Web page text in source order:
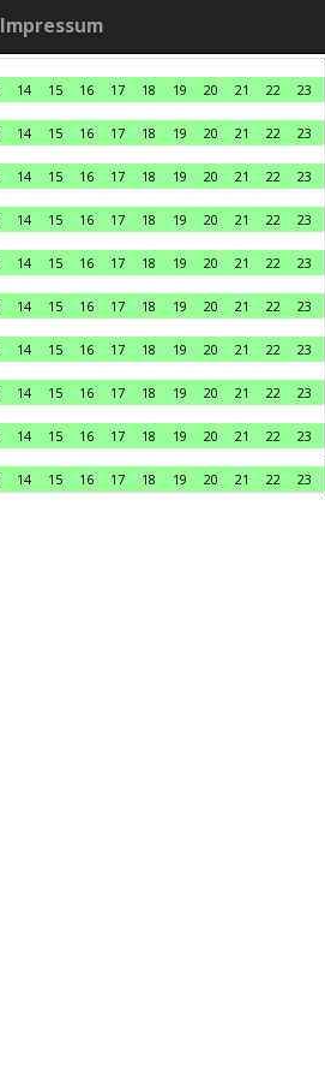
Impressum
14 15 16 17 18 19 20 21 22
23
14 15 16 17 18 19 20 21 22
23
14 15 16 17 18 19 20 21 22
23
14 15 16 17 18 19 20 21 22
23
14 15 16 17 18 19 20 21 22
23
14 15 16 17 18 19 20 21 22
23
14 15 16 17 18 19 20 21 22
23
14 15 16 17 18 19 20 21 22
23
14 15 16 17 18 19 20 21 22
23
14 15 16 17 18 19 20 21 22 23